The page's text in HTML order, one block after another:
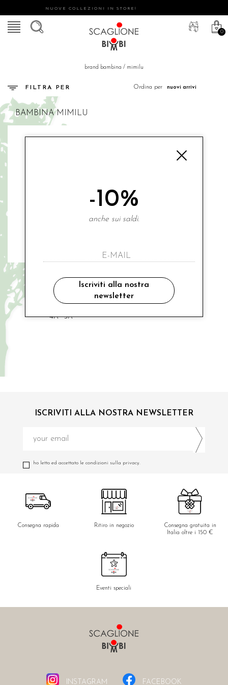
NUOVE COLLEZIONI IN STORE!
0
brand bambina / mimilu
FILTRA PER Ordina per
BAMBINAMIMILU
giacchina cerimonia
€ 119.00
4A 5A
ISCRIVITI ALLA NOSTRA NEWSLETTER
ho letto ed accettato le condizioni sulla privacy.
Consegna rapida Ritiro in negozio
Consegna gratuita in
Italia oltre i 150 €
Eventi speciali
INSTAGRAM FACEBOOK
-10%
anche sui saldi.
Iscriviti alla nostra
newsletter